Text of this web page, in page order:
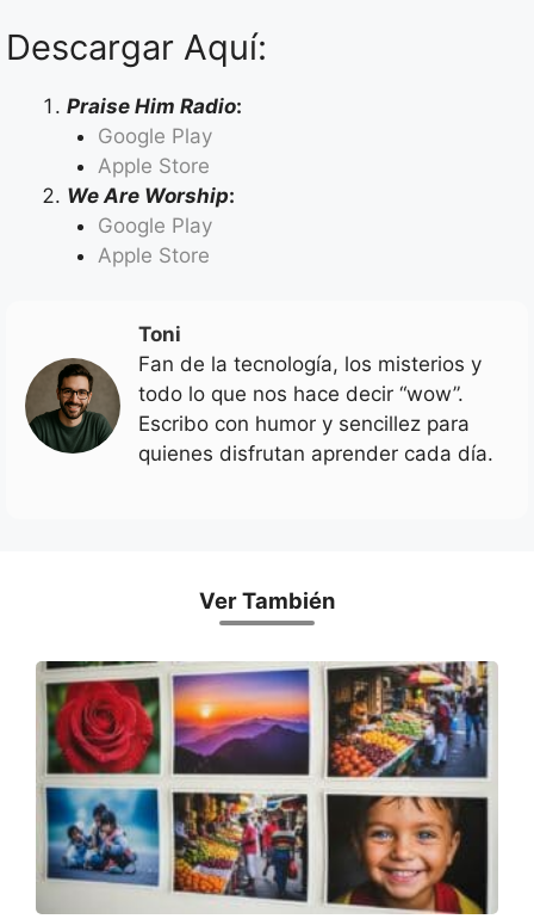
Descargar Aquí:
Praise Him Radio:
Google Play
Apple Store
We Are Worship:
Google Play
Apple Store
Toni
Fan de la tecnología, los misterios y
todo lo que nos hace decir “wow”.
Escribo con humor y sencillez para
quienes disfrutan aprender cada día.
Ver También